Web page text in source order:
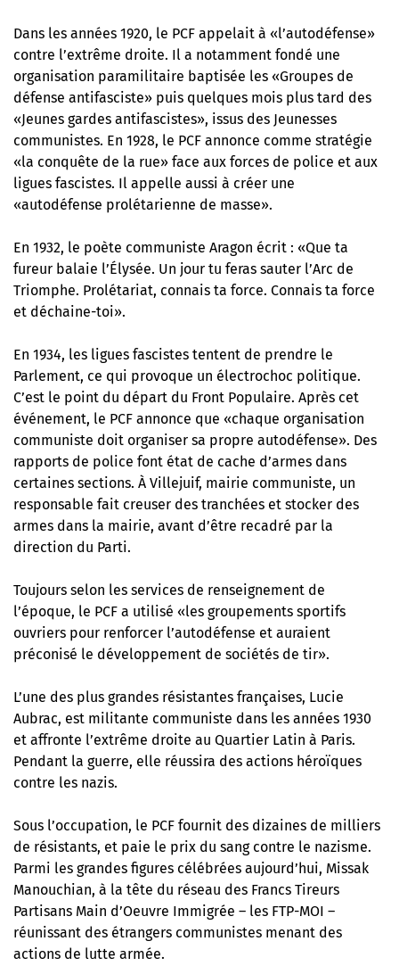
Dans les années 1920, le PCF appelait à «l’autodéfense»
contre l’extrême droite. Il a notamment fondé une
organisation paramilitaire baptisée les «Groupes de
défense antifasciste» puis quelques mois plus tard des
«Jeunes gardes antifascistes», issus des Jeunesses
communistes. En 1928, le PCF annonce comme stratégie
«la conquête de la rue» face aux forces de police et aux
ligues fascistes. Il appelle aussi à créer une
«autodéfense prolétarienne de masse».
En 1932, le poète communiste Aragon écrit : «Que ta
fureur balaie l’Élysée. Un jour tu feras sauter l’Arc de
Triomphe. Prolétariat, connais ta force. Connais ta force
et déchaine-toi».
En 1934, les ligues fascistes tentent de prendre le
Parlement, ce qui provoque un électrochoc politique.
C’est le point du départ du Front Populaire. Après cet
événement, le PCF annonce que «chaque organisation
communiste doit organiser sa propre autodéfense». Des
rapports de police font état de cache d’armes dans
certaines sections. À Villejuif, mairie communiste, un
responsable fait creuser des tranchées et stocker des
armes dans la mairie, avant d’être recadré par la
direction du Parti.
Toujours selon les services de renseignement de
l’époque, le PCF a utilisé «les groupements sportifs
ouvriers pour renforcer l’autodéfense et auraient
préconisé le développement de sociétés de tir».
L’une des plus grandes résistantes françaises, Lucie
Aubrac, est militante communiste dans les années 1930
et affronte l’extrême droite au Quartier Latin à Paris.
Pendant la guerre, elle réussira des actions héroïques
contre les nazis.
Sous l’occupation, le PCF fournit des dizaines de milliers
de résistants, et paie le prix du sang contre le nazisme.
Parmi les grandes figures célébrées aujourd’hui, Missak
Manouchian, à la tête du réseau des Francs Tireurs
Partisans Main d’Oeuvre Immigrée – les FTP-MOI –
réunissant des étrangers communistes menant des
actions de lutte armée.